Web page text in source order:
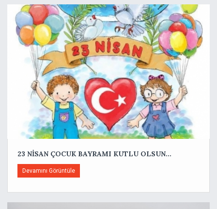
23 NİSAN ÇOCUK BAYRAMI KUTLU OLSUN...
Devamını Görüntüle